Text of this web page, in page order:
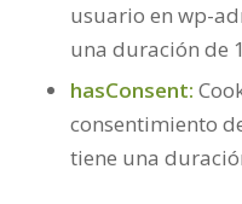
usuario en wp-
una duración de
hasConsent:
consentimiento
tiene una